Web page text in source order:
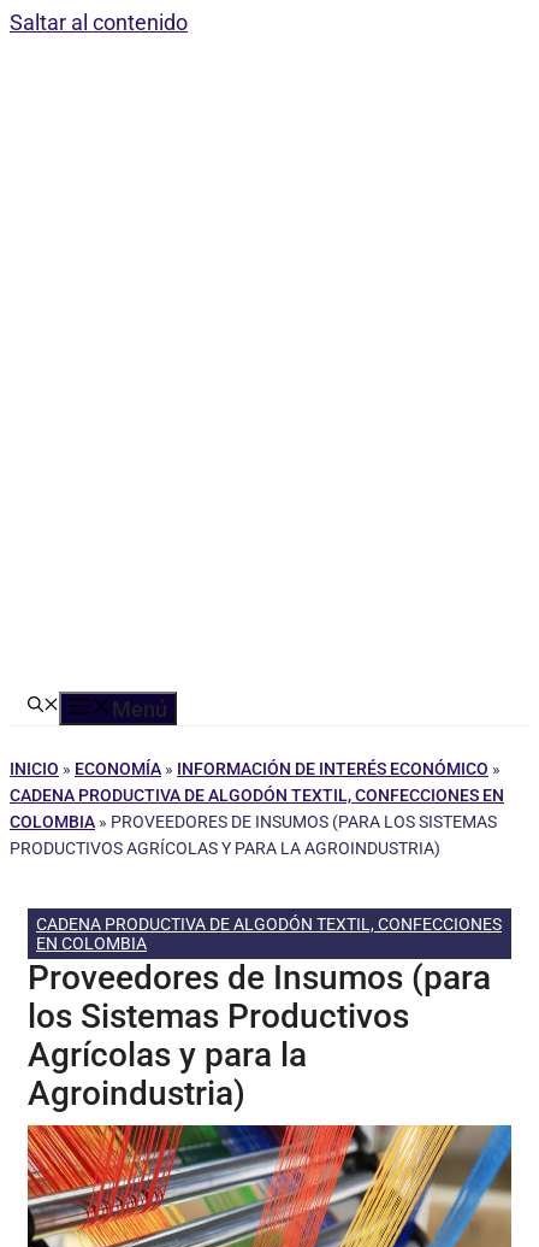
Saltar al contenido
Menú
INICIO » ECONOMÍA » INFORMACIÓN DE INTERÉS ECONÓMICO »
CADENA PRODUCTIVA DE ALGODÓN TEXTIL, CONFECCIONES EN
COLOMBIA » PROVEEDORES DE INSUMOS (PARA LOS SISTEMAS
PRODUCTIVOS AGRÍCOLAS Y PARA LA AGROINDUSTRIA)
CADENA PRODUCTIVA DE ALGODÓN TEXTIL, CONFECCIONES
EN COLOMBIA
Proveedores de Insumos (para
los Sistemas Productivos
Agrícolas y para la
Agroindustria)